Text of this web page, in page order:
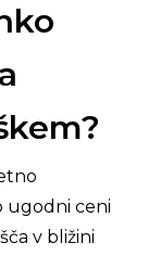
ugodni ceni
v bližini